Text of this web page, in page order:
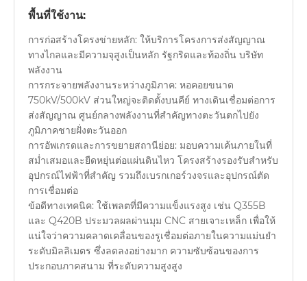
พื้นที่ใช้งาน:
การก่อสร้างโครงข่ายหลัก: ให้บริการโครงการส่งสัญญาณ
ทางไกลและมีความจุสูงเป็นหลัก รัฐกริดและท้องถิ่น บริษัท
พลังงาน
การกระจายพลังงานระหว่างภูมิภาค: หอคอยขนาด
750kV/500kV ส่วนใหญ่จะติดตั้งบนคีย์ ทางเดินเชื่อมต่อการ
ส่งสัญญาณ ศูนย์กลางพลังงานที่สำคัญทางตะวันตกไปยัง
ภูมิภาคชายฝั่งตะวันออก
การอัพเกรดและการขยายสถานีย่อย: มอบความเค้นภายในที่
สม่ำเสมอและยืดหยุ่นต่อแผ่นดินไหว โครงสร้างรองรับสำหรับ
อุปกรณ์ไฟฟ้าที่สำคัญ รวมถึงเบรกเกอร์วงจรและอุปกรณ์ตัด
การเชื่อมต่อ
ข้อดีทางเทคนิค: ใช้เพลตที่มีความแข็งแรงสูง เช่น Q355B
และ Q420B ประมวลผลผ่านมุม CNC สายเจาะเหล็ก เพื่อให้
แน่ใจว่าความคลาดเคลื่อนของรูเชื่อมต่อภายในความแม่นยำ
ระดับมิลลิเมตร ซึ่งลดลงอย่างมาก ความซับซ้อนของการ
ประกอบภาคสนาม ที่ระดับความสูงสูง